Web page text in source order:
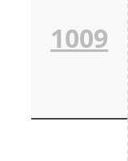
1009